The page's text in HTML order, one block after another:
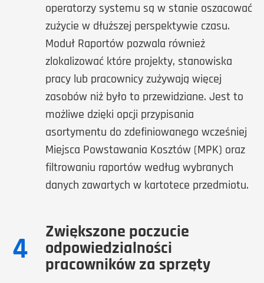
operatorzy systemu są w stanie oszacować
zużycie w dłuższej perspektywie czasu.
Moduł Raportów pozwala również
zlokalizować które projekty, stanowiska
pracy lub pracownicy zużywają więcej
zasobów niż było to przewidziane. Jest to
możliwe dzięki opcji przypisania
asortymentu do zdefiniowanego wcześniej
Miejsca Powstawania Kosztów (MPK) oraz
filtrowaniu raportów według wybranych
danych zawartych w kartotece przedmiotu.
4 Zwiększone poczucie
odpowiedzialności
pracowników za sprzęty